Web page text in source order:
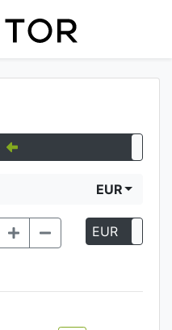
EUR
EUR